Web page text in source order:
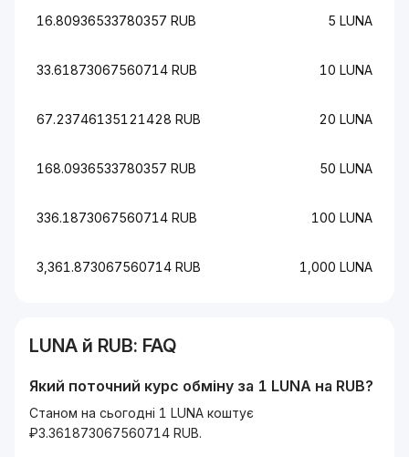
16.80936533780357 RUB 5 LUNA
33.61873067560714 RUB 10 LUNA
67.23746135121428 RUB 20 LUNA
168.0936533780357 RUB 50 LUNA
336.1873067560714 RUB 100 LUNA
3,361.873067560714 RUB 1,000 LUNA
LUNA й RUB: FAQ
Який поточний курс обміну за 1 LUNA на RUB?
Станом на сьогодні 1 LUNA коштує
₽3.361873067560714 RUB.